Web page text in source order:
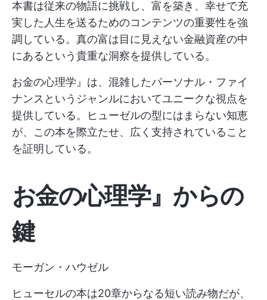
本書は従来の物語に挑戦し、富を築き、幸せで充
実した人生を送るためのコンテンツの重要性を強
調している。真の富は目に見えない金融資産の中
にあるという貴重な洞察を提供している。
お金の心理学』は、混雑したパーソナル・ファイ
ナンスというジャンルにおいてユニークな視点を
提供している。ヒューゼルの型にはまらない知恵
が、この本を際立たせ、広く支持されていること
を証明している。
お金の心理学』からの
鍵
モーガン・ハウゼル
ヒューセルの本は20章からなる短い読み物だが、